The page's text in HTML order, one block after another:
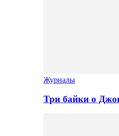
Журналы
Три байки о